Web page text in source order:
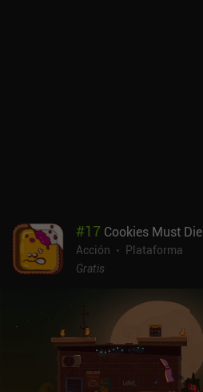
#17 Cookies Must Die
Acción
Plataforma
Gratis